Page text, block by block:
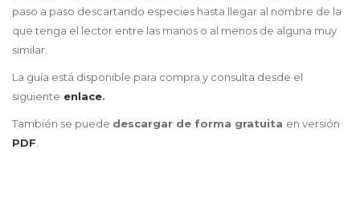
paso a paso descartando especies hasta llegar al nombre de la
que tenga el lector entre las manos o al menos de alguna muy
similar.
La guía está disponible para compra y consulta desde el
siguiente enlace.
También se puede descargar de forma gratuita en versión
PDF